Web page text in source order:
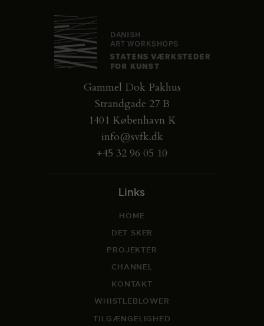
Gammel Dok Pakhus
Strandgade 27 B
1401 København K
info@svfk.dk
+45 32 96 05 10
Links
HOME
DET SKER
PROJEKTER
CHANNEL
KONTAKT
WHISTLEBLOWER
TILGÆNGELIGHED